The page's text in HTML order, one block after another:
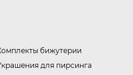
бижутерии
для пирсинга